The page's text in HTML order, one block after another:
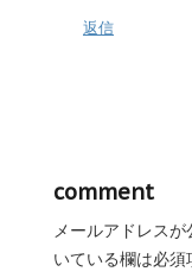
返信
comment
メールアドレスが
いている欄は必須